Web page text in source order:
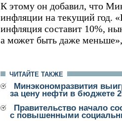
К этому он добавил, что
инфляции на текущий год.
инфляция составит 10%,
а может быть даже
ЧИТАЙТЕ ТАКЖЕ
Минэкономразвития
за цену нефти в бюджете
Правительство начало
с повышенными